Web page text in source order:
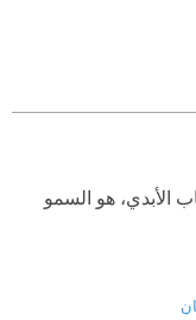
الأبدي، هو السمو